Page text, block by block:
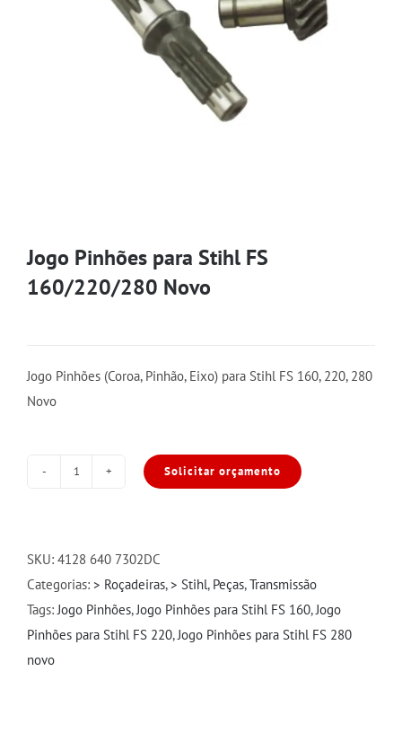
Jogo Pinhões para Stihl FS
160/220/280 Novo
Jogo Pinhões (Coroa, Pinhão, Eixo) para Stihl FS 160, 220, 280
Novo
Stihl
FS
160/220/280
Novo
Solicitar orçamento
SKU: 4128 640 7302DC
Categorias: > Roçadeiras,> Stihl, Peças,Transmissão
Tags: Jogo Pinhões, Jogo Pinhões para Stihl FS 160, Jogo
Pinhões para Stihl FS 220, Jogo Pinhões para Stihl FS 280
novo